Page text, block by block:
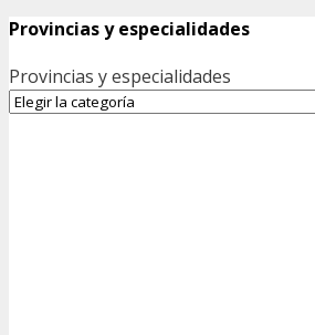
Provincias y especialidades
Provincias y especialidades